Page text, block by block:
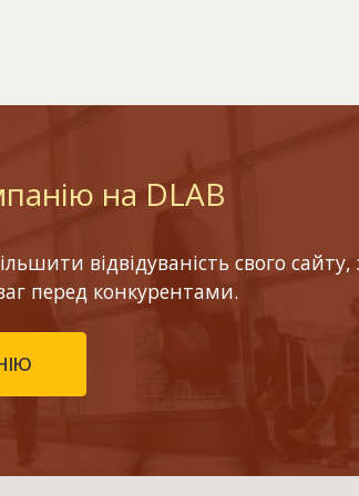
на DLAB
відвідуваність свого сайту,
перед конкурентами.